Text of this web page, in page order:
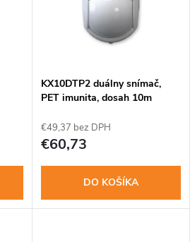
KX10DTP2 duálny snímač,
PET imunita, dosah 10m
€49,37 bez DPH
€60,73
DO KOŠÍKA